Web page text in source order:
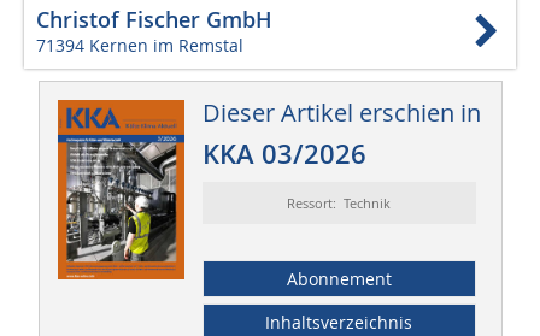
Christof Fischer GmbH
71394 Kernen im Remstal
Dieser Artikel erschien in
KKA 03/2026
Ressort: Technik
Abonnement
Inhaltsverzeichnis